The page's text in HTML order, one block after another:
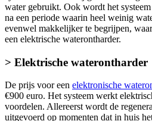
water gebruikt. Ook wordt het
na een periode waarin heel weinig
evenwel makkelijker te begrijpen,
een elektrische waterontharder.
> Elektrische waterontharder
De prijs voor een elektronische
€900 euro. Het systeem werkt
voordelen. Allereerst wordt de
uitgevoerd op momenten dat in huis